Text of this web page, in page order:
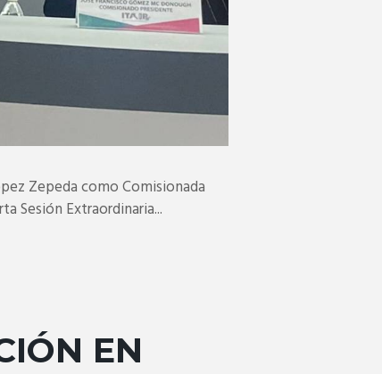
Zepeda como Comisionada
Sesión Extraordinaria...
EN